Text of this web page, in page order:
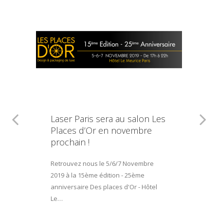
Laser Paris sera au salon Les
Places d’Or en novembre
prochain !
Retrouvez nous le 5/6/7 Novembre
2019 à la 15ème édition - 25ème
anniversaire Des places d'Or - Hôtel
Le…